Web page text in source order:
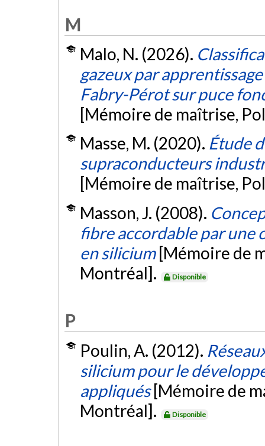
M
Malo, N. (2026).
gazeux par
Fabry-Pérot sur puce
[Mémoire de maîtrise,
Masse, M. (2020). Étude
supraconducteurs
[Mémoire de maîtrise,
Masson, J. (2008).
fibre accordable par
en silicium [Mémoire de
Montréal].
Disponible
P
Poulin, A. (2012).
silicium pour le
appliqués [Mémoire de
Montréal].
Disponible